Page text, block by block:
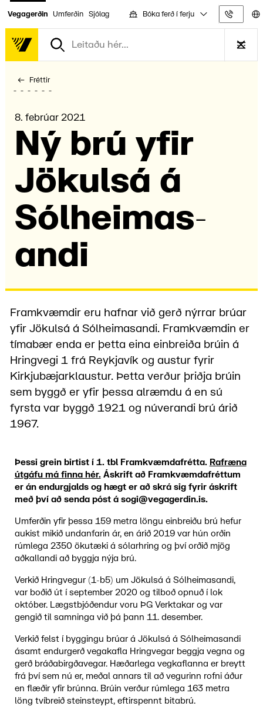
Vegagerðin Umferðin Sjólag Bóka ferð í ferju
Fréttir
8. febrúar 2021
Ný brú yfir
Jökulsá á
Sólheimas­
andi
Framkvæmdir eru hafnar við gerð nýrrar brúar
yfir Jökulsá á Sólheimasandi. Framkvæmdin er
tímabær enda er þetta eina einbreiða brúin á
Hringvegi 1 frá Reykjavík og austur fyrir
Kirkjubæjarklaustur. Þetta verður þriðja brúin
sem byggð er yfir þessa alræmdu á en sú
fyrsta var byggð 1921 og núverandi brú árið
1967.
Þessi grein birtist í 1. tbl Framkvæmdafrétta. Rafræna
útgáfu má finna hér.Áskrift að Framkvæmdafréttum
er án endurgjalds og hægt er að skrá sig fyrir áskrift
með því að senda póst á sogi@vegagerdin.is.
Umferðin yfir þessa 159 metra löngu einbreiðu brú hefur
aukist mikið undanfarin ár, en árið 2019 var hún orðin
rúmlega 2350 ökutæki á sólarhring og því orðið mjög
aðkallandi að byggja nýja brú.
Verkið Hringvegur (1-b5) um Jökulsá á Sólheimasandi,
var boðið út í september 2020 og tilboð opnuð í lok
október. Lægstbjóðendur voru ÞG Verktakar og var
gengið til samninga við þá þann 11. desember.
Verkið felst í byggingu brúar á Jökulsá á Sólheimasandi
ásamt endurgerð vegakafla Hringvegar beggja vegna og
gerð bráðabirgðavegar. Hæðarlega vegkaflanna er breytt
frá því sem nú er, meðal annars til að vegurinn rofni áður
en flæðir yfir brúnna. Brúin verður rúmlega 163 metra
löng tvíbreið steinsteypt, eftirspennt bitabrú.